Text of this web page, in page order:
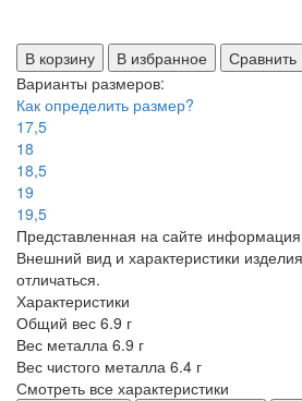
В корзину В избранное
Сравнить
Варианты размеров:
Как определить размер?
17,5
18
18,5
19
19,5
Представленная на сайте
Внешний вид и характеристики
отличаться.
Характеристики
Общий вес 6.9 г
Вес металла 6.9 г
Вес чистого металла 6.4 г
Смотреть все характеристики